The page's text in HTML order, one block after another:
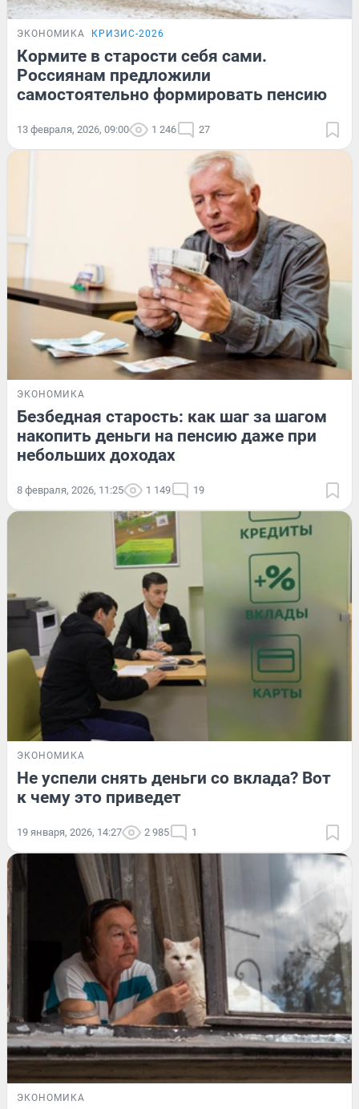
ЭКОНОМИКА КРИЗИС-2026
Кормите в старости себя сами.
Россиянам предложили
самостоятельно формировать пенсию
13 февраля, 2026, 09:00 1 246 27
ЭКОНОМИКА
Безбедная старость: как шаг за шагом
накопить деньги на пенсию даже при
небольших доходах
8 февраля, 2026, 11:25 1 149 19
ЭКОНОМИКА
Не успели снять деньги со вклада? Вот
к чему это приведет
19 января, 2026, 14:27 2 985 1
ЭКОНОМИКА